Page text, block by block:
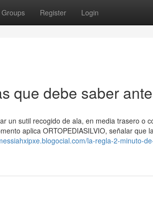
Groups Register Login
que debe saber
un sutil recogido de ala, en media trasero o
aplica ORTOPEDIASILVIO, señalar que
la-regla-2-minuto-